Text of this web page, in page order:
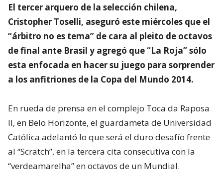
El tercer arquero de la selección chilena,
Cristopher Toselli, aseguró este miércoles que el
“árbitro no es tema” de cara al pleito de octavos
de final ante Brasil y agregó que “La Roja” sólo
esta enfocada en hacer su juego para sorprender
a los anfitriones de la Copa del Mundo 2014.
En rueda de prensa en el complejo Toca da Raposa
II, en Belo Horizonte, el guardameta de Universidad
Católica adelantó lo que será el duro desafío frente
al “Scratch”, en la tercera cita consecutiva con la
“verdeamarelha” en octavos de un Mundial.